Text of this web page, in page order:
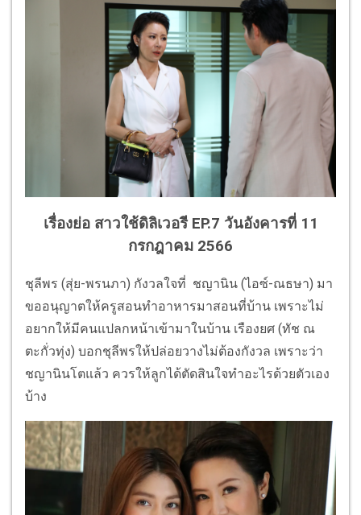
เรื่องย่อ สาวใช้ดิลิเวอรี EP.7 วันอังคารที่ 11
กรกฎาคม 2566
ชุลีพร (สุ่ย-พรนภา) กังวลใจที่ ชญานิน (ไอซ์-ณธษา) มา
ขออนุญาตให้ครูสอนทำอาหารมาสอนที่บ้าน เพราะไม่
อยากให้มีคนแปลกหน้าเข้ามาในบ้าน เรืองยศ (ทัช ณ
ตะกั่วทุ่ง) บอกชุลีพรให้ปล่อยวางไม่ต้องกังวล เพราะว่า
ชญานินโตแล้ว ควรให้ลูกได้ตัดสินใจทำอะไรด้วยตัวเอง
บ้าง